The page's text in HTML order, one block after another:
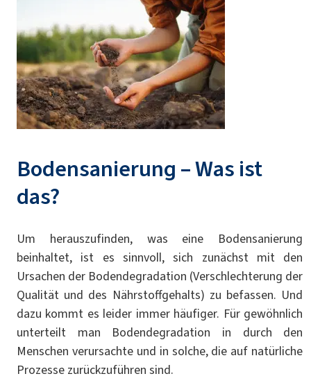
Bodensanierung – Was ist
das?
Um herauszufinden, was eine Bodensanierung
beinhaltet, ist es sinnvoll, sich zunächst mit den
Ursachen der Bodendegradation (Verschlechterung der
Qualität und des Nährstoffgehalts) zu befassen. Und
dazu kommt es leider immer häufiger. Für gewöhnlich
unterteilt man Bodendegradation in durch den
Menschen verursachte und in solche, die auf natürliche
Prozesse zurückzuführen sind.